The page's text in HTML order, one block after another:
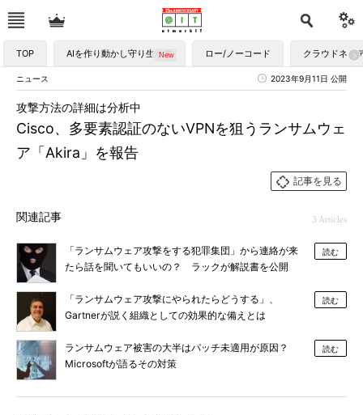
TOP AIを作り動かし守り生かす ロー/ノーコード クラウドネイ
ニュース 2023年9月11日 公開
Cisco、多要素認証のないVPNを狙うランサムウェ
ア「Akira」を報告
攻撃方法の詳細は分析中
記事を見る
関連記事 3 Articles
「ランサムウェア攻撃をする犯罪集団」から連絡が来
たら話を聞いてもいいの？ ラックが解説書を公開
読む
「ランサムウェア攻撃にやられたらどうする」、
Gartnerが説く組織としての効果的な備えとは
読む
ランサムウェア被害の大半はパッチ未適用が原因？
Microsoftが語るその対策
読む